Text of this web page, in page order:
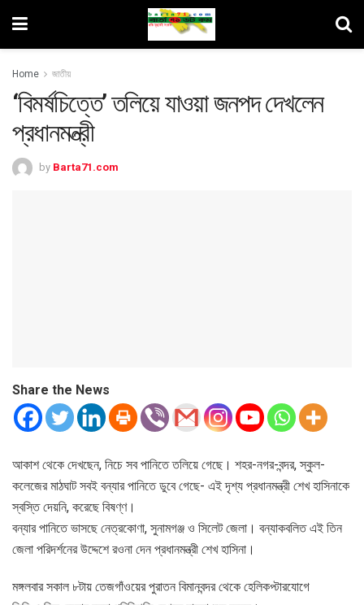
Home জাতীয়
‘বিমর্ষচিত্তে’ তলিয়ে যাওয়া জনপদ দেখলেন
প্রধানমন্ত্রী
by Barta71.com
Share the News
আকাশ থেকে দেখছেন, নিচে সব পানিতে তলিয়ে গেছে। শহর-নগর-বন্দর, স্কুল-
কলেজের মাঠঘাট সবই বন্যার পানিতে ডুবে গেছে- এই দৃশ্য প্রধানমন্ত্রী শেখ হাসিনাকে
স্বস্তি দেয়নি, করেছে বিষণ্ণ।
বন্যার পানিতে ভাসছে নেত্রকোণা, সুনামগঞ্জ ও সিলেট জেলা। বন্যাকবলিত এই তিন
জেলা পরিদর্শনের উদ্দেশে রওনা দেন প্রধানমন্ত্রী শেখ হাসিনা।
মঙ্গলবার সকাল ৮টায় তেজগাঁওয়ের পুরাতন বিমানবন্দর থেকে হেলিকপ্টারযোগে